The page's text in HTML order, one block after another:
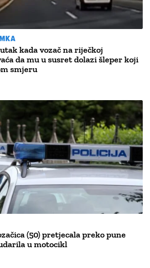
kada vozač na riječkoj
da mu u susret dolazi šleper koji
smjeru
(50) pretjecala preko pune
u motocikl